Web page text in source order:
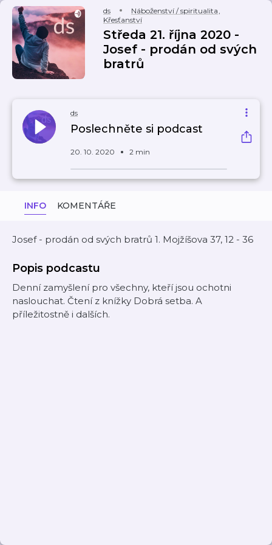
ds Náboženství / spiritualita,
Křesťanství
Středa 21. října 2020 -
Josef - prodán od svých
bratrů
ds
Poslechněte si podcast
20. 10. 2020 2 min
INFO KOMENTÁŘE
Josef - prodán od svých bratrů 1. Mojžíšova 37, 12 - 36
Popis podcastu
Denní zamyšlení pro všechny, kteří jsou ochotni
naslouchat. Čtení z knížky Dobrá setba. A
příležitostně i dalších.